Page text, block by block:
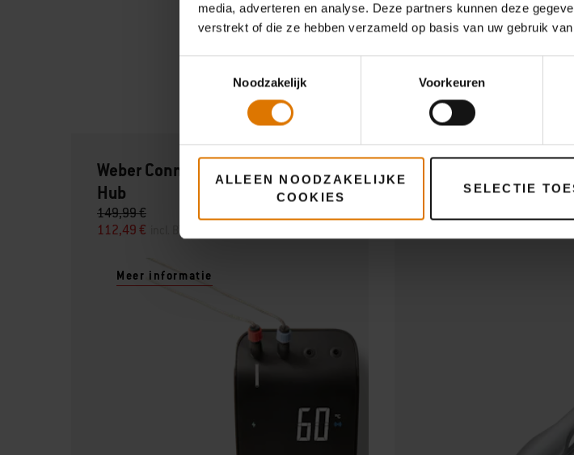
media, adverteren en analyse. Deze partners kunnen deze
verstrekt of die ze hebben verzameld op basis van uw gebruik
Noodzakelijk
Voorkeuren
ALLEEN NOODZAKELIJKE
COOKIES
SELECTIE
Wat heb je
Aanbevolen
Weber Connect Smart Grilling
Hub
149,99 €
112,49 €
incl. BTW
Meer informatie
Meer informatie